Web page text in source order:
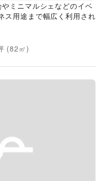
やミニマルシェなどのイベ
ス用途まで幅広く利用され
(82 ㎡)